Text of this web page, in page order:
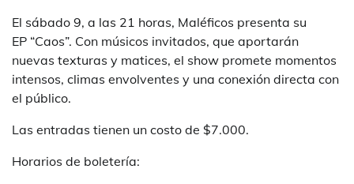
El sábado 9, a las 21 horas, Maléficos presenta su
EP “Caos”. Con músicos invitados, que aportarán
nuevas texturas y matices, el show promete momentos
intensos, climas envolventes y una conexión directa con
el público.
Las entradas tienen un costo de $7.000.
Horarios de boletería: